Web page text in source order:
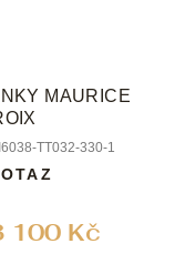
MAURICE
TT032-330-1
100 Kč